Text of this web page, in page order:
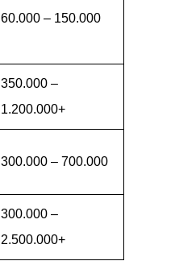
60.000 – 150.000
350.000 –
1.200.000+
300.000 – 700.000
300.000 –
2.500.000+